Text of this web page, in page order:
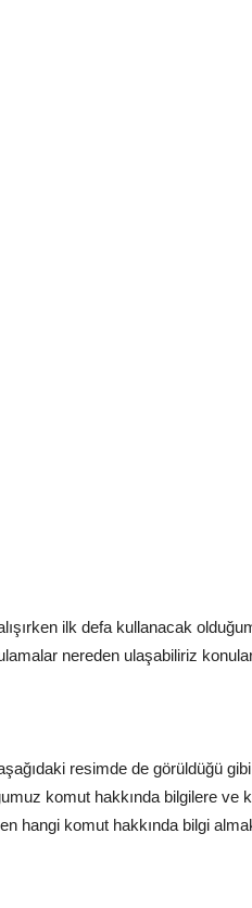
ilk defa kullanacak
nereden ulaşabiliriz
resimde de görüldüğü
komut hakkında bilgilere ve
hangi komut hakkında bilgi